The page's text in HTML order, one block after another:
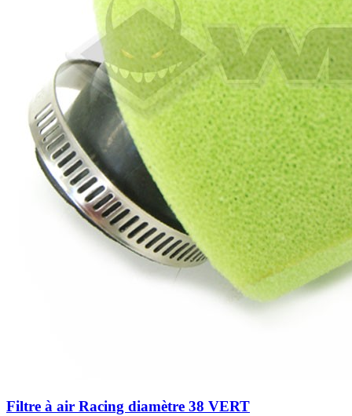
Filtre à air Racing diamètre 38 VERT